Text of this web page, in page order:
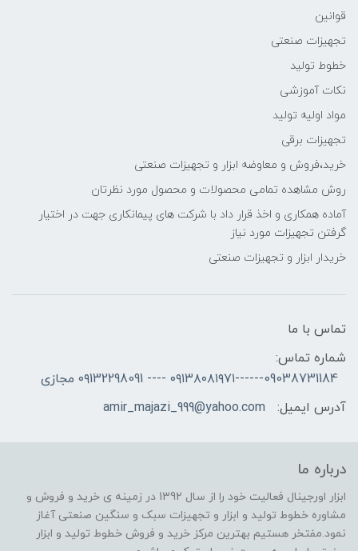
قوانین
تجهیزات صنعتی
خطوط تولید
نکات آموزشی
مواد اولیه تولید
تجهیزات برقی
خرید،فروش و معاوضه ابزار و تجهیزات صنعتی
روش مشاهده تمامی محصولات و محصول مورد نظرتان
آماده همکاری و اخذ قرار داد با شرکت های پیمانکاری جهت در اختیار
گرفتن تجهیزات مورد نیاز
خریدار ابزار و تجهیزات صنعتی
تماس با ما
شماره تماس:
09038731184------۰۹۱۳۸۰۸۱۹۷۱ ---- ۰۹132298091 مجازی
آدرس ایمیل:
amir_majazi_999@yahoo.com
درباره ما
ابزار اورجینال فعالیت خود را از سال 1392 در زمینه ی خرید و فروش و
مشاوره خطوط تولید و ابزار و تجهیزات سبک و سنگین صنعتی آغاز
نمود.مفتخر هستیم بهترین مرکز خرید و فروش خطوط تولید و ابزار